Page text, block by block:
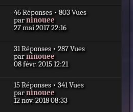
ee
s
s
a
e
i
e
r
e
s
s
a
e
46 Réponses • 803 Vues
D
e
i
e
r
e
s
s
a
parninouee
27 mai 2017 22:16
31 Réponses • 287 Vues
D
e
i
e
r
parninouee
08 févr. 2015 12:21
15 Réponses • 341 Vues
D
e
parninouee
12 nov. 2018 08:33